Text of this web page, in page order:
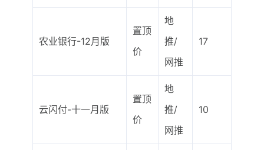
农业银行-12月版
置顶
价
地
推/
网推
17
云闪付-十一月版
置顶
价
地
推/
网推
10